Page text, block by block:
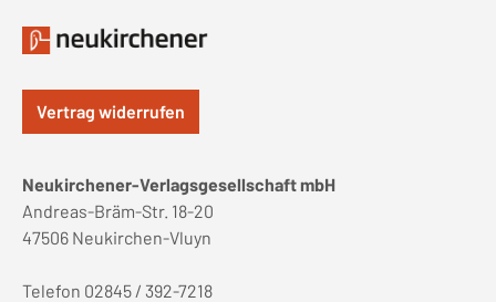
Vertrag widerrufen
Neukirchener-Verlagsgesellschaft mbH
Andreas-Bräm-Str. 18-20
47506 Neukirchen-Vluyn
Telefon 02845 / 392-7218